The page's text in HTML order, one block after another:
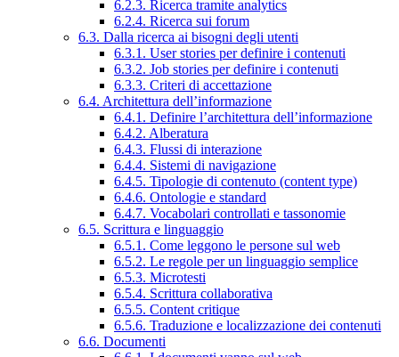
6.2.3. Ricerca tramite analytics
6.2.4. Ricerca sui forum
6.3. Dalla ricerca ai bisogni degli utenti
6.3.1. User stories per definire i contenuti
6.3.2. Job stories per definire i contenuti
6.3.3. Criteri di accettazione
6.4. Architettura dell’informazione
6.4.1. Definire l’architettura dell’informazione
6.4.2. Alberatura
6.4.3. Flussi di interazione
6.4.4. Sistemi di navigazione
6.4.5. Tipologie di contenuto (content type)
6.4.6. Ontologie e standard
6.4.7. Vocabolari controllati e tassonomie
6.5. Scrittura e linguaggio
6.5.1. Come leggono le persone sul web
6.5.2. Le regole per un linguaggio semplice
6.5.3. Microtesti
6.5.4. Scrittura collaborativa
6.5.5. Content critique
6.5.6. Traduzione e localizzazione dei contenuti
6.6. Documenti